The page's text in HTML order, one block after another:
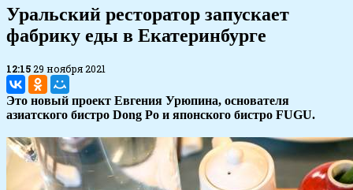
Уральский ресторатор запускает
фабрику еды в Екатеринбурге
12:1529 ноября 2021
Это новый проект Евгения Урюпина, основателя
азиатского бистро Dong Po и японского бистро FUGU.